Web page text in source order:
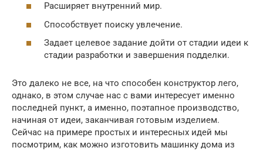
Расширяет внутренний мир.
Способствует поиску увлечение.
Задает целевое задание дойти от стадии идеи к
стадии разработки и завершения подделки.
Это далеко не все, на что способен конструктор лего,
однако, в этом случае нас с вами интересует именно
последней пункт, а именно, поэтапное производство,
начиная от идеи, заканчивая готовым изделием.
Сейчас на примере простых и интересных идей мы
посмотрим, как можно изготовить машинку дома из